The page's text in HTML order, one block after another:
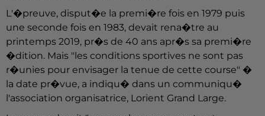
L'�preuve, disput�e la premi�re fois en 1979 puis
une seconde fois en 1983, devait rena�tre au
printemps 2019, pr�s de 40 ans apr�s sa premi�re
�dition. Mais "les conditions sportives ne sont pas
r�unies pour envisager la tenue de cette course" �
la date pr�vue, a indiqu� dans un communiqu�
l'association organisatrice, Lorient Grand Large.